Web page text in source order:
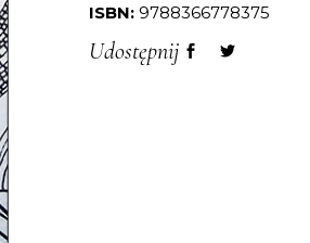
ISBN: 9788366778375
Udostępnij